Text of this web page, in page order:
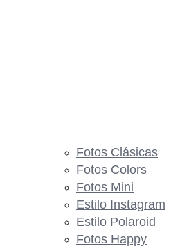
Fotos Clásicas
Fotos Colors
Fotos Mini
Estilo Instagram
Estilo Polaroid
Fotos Happy